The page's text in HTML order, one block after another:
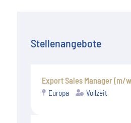
Stellenangebote
Export Sales Manager (m/
Europa Vollzeit